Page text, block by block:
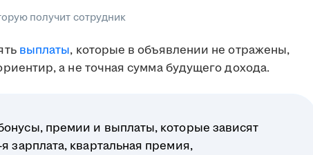
получит сотрудник
выплаты, которые в объявлении не отражены,
а не точная сумма будущего дохода.
премии и выплаты, которые зависят
зарплата, квартальная премия,